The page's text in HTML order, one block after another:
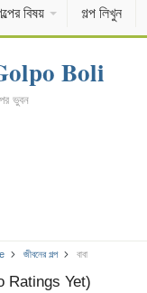
বিষয় গল্প লিখুন
Boli
ভুবন
জীবনের গল্প বাবা
Ratings Yet)